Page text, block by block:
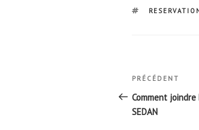
ÉTIQUETTES
Navigation
de
l’article
Article
précédent
PRÉCÉDENT
Comment joindre
SEDAN